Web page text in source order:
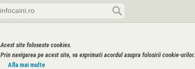
Acest site foloseste cookies.
Prin navigarea pe acest site, va exprimati acordul asupra folosirii cookie-urilor.
Afla mai multe